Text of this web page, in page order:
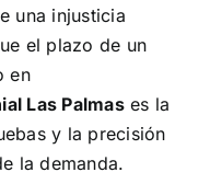
una injusticia
el plazo de un
en
Las Palmases la
y la precisión
la demanda.